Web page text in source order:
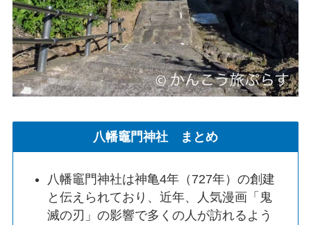
八幡竈門神社 まとめ
八幡竈門神社は神亀4年（727年）の創建
と伝えられており、近年、人気漫画「鬼
滅の刃」の影響で多くの人が訪れるよう